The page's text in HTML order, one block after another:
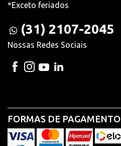
*Exceto feriados
(31) 2107-2045
Nossas Redes Sociais
FORMAS DE PAGAMENTO